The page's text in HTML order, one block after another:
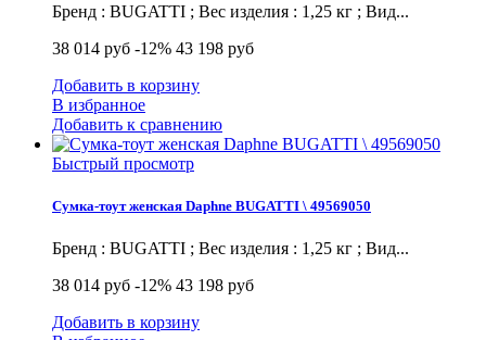
Бренд : BUGATTI ; Вес изделия : 1,25 кг ; Вид...
38 014 руб -12% 43 198 руб
Добавить в корзину
В избранное
Добавить к сравнению
Быстрый просмотр
Сумка-тоут женская Daphne BUGATTI \ 49569050
Бренд : BUGATTI ; Вес изделия : 1,25 кг ; Вид...
38 014 руб -12% 43 198 руб
Добавить в корзину